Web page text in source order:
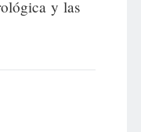
y las